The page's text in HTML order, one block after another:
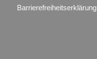
Barrierefreiheitserklärung